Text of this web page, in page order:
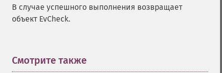
В случае успешного выполнения возвращает
объект EvCheck.
Смотрите также